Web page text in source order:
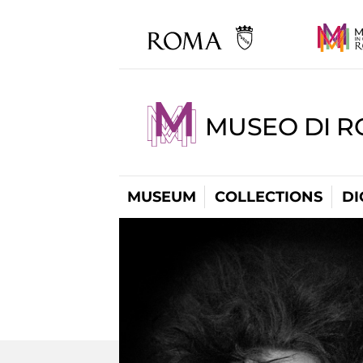
MUSEO DI
MUSEUM COLLECTIONS